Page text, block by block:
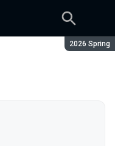
Сезон:
2026 Spring